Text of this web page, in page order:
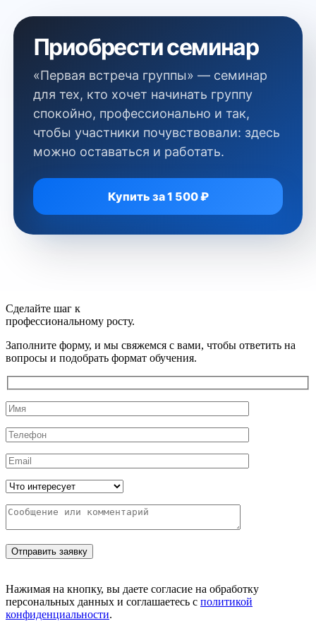
Приобрести семинар
«Первая встреча группы» — семинар
для тех, кто хочет начинать группу
спокойно, профессионально и так,
чтобы участники почувствовали: здесь
можно оставаться и работать.
Купить за 1 500 ₽
Сделайте шаг к
профессиональному росту.
Заполните форму, и мы свяжемся с вами, чтобы ответить на
вопросы и подобрать формат обучения.
Нажимая на кнопку, вы даете согласие на обработку
персональных данных и соглашаетесь с политикой
конфиденциальности.